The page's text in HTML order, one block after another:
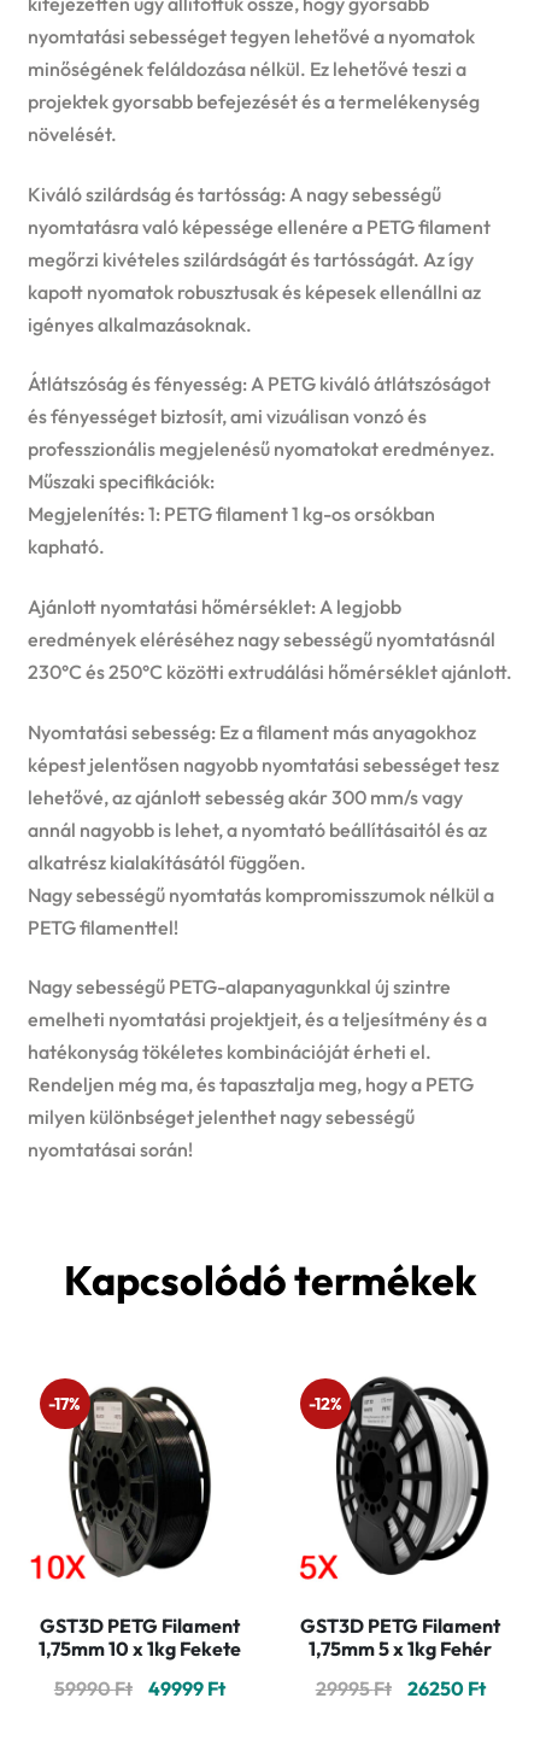
nyomtatási sebességet tegyen lehetővé a nyomatok
minőségének feláldozása nélkül. Ez lehetővé teszi a
projektek gyorsabb befejezését és a termelékenység
növelését.
Kiváló szilárdság és tartósság: A nagy sebességű
nyomtatásra való képessége ellenére a PETG filament
megőrzi kivételes szilárdságát és tartósságát. Az így
kapott nyomatok robusztusak és képesek ellenállni az
igényes alkalmazásoknak.
Átlátszóság és fényesség: A PETG kiváló átlátszóságot
és fényességet biztosít, ami vizuálisan vonzó és
professzionális megjelenésű nyomatokat eredményez.
Műszaki specifikációk:
Megjelenítés: 1: PETG filament 1 kg-os orsókban
kapható.
Ajánlott nyomtatási hőmérséklet: A legjobb
eredmények eléréséhez nagy sebességű nyomtatásnál
230°C és 250°C közötti extrudálási hőmérséklet ajánlott.
Nyomtatási sebesség: Ez a filament más anyagokhoz
képest jelentősen nagyobb nyomtatási sebességet tesz
lehetővé, az ajánlott sebesség akár 300 mm/s vagy
annál nagyobb is lehet, a nyomtató beállításaitól és az
alkatrész kialakításától függően.
Nagy sebességű nyomtatás kompromisszumok nélkül a
PETG filamenttel!
Nagy sebességű PETG-alapanyagunkkal új szintre
emelheti nyomtatási projektjeit, és a teljesítmény és a
hatékonyság tökéletes kombinációját érheti el.
Rendeljen még ma, és tapasztalja meg, hogy a PETG
milyen különbséget jelenthet nagy sebességű
nyomtatásai során!
Kapcsolódó termékek
-17%
GST3D PETG Filament
1,75mm 10 x 1kg Fekete
59990Ft Original
49999 FtCurrent
-12%
GST3D PETG Filament
1,75mm 5 x 1kg Fehér
29995Ft Original
26250 Ft